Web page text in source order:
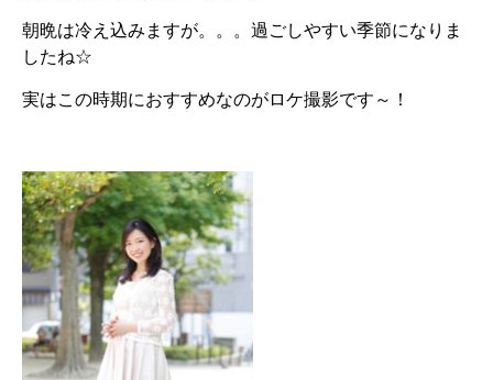
朝晩は冷え込みますが。。。過ごしやすい季節になりま
したね☆
実はこの時期におすすめなのがロケ撮影です～！